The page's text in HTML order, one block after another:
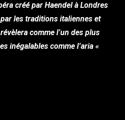
créé par Haendel à Londres
les traditions italiennes et
comme l’un des plus
inégalables comme l’aria «